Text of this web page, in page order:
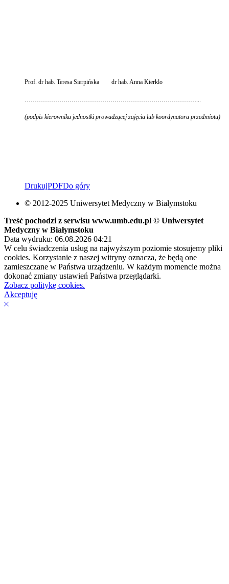
Prof. dr hab. Teresa Sierpińska dr hab. Anna Kierklo
(podpis kierownika jednostki prowadzącej zajęcia lub koordynatora przedmiotu)
DrukujPDFDo góry
© 2012-2025 Uniwersytet Medyczny w Białymstoku
Treść pochodzi z serwisu www.umb.edu.pl © Uniwersytet
Medyczny w Białymstoku
Data wydruku: 06.08.2026 04:21
W celu świadczenia usług na najwyższym poziomie stosujemy pliki
cookies. Korzystanie z naszej witryny oznacza, że będą one
zamieszczane w Państwa urządzeniu. W każdym momencie można
dokonać zmiany ustawień Państwa przeglądarki.
Zobacz politykę cookies.
Akceptuję